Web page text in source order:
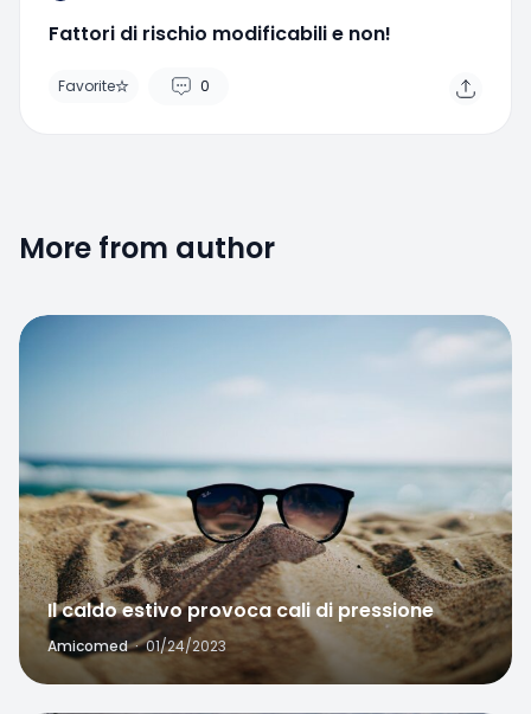
Fattori di rischio modificabili e non!
Favorite 0
More from author
Il caldo estivo provoca cali di pressione
Amicomed · 01/24/2023